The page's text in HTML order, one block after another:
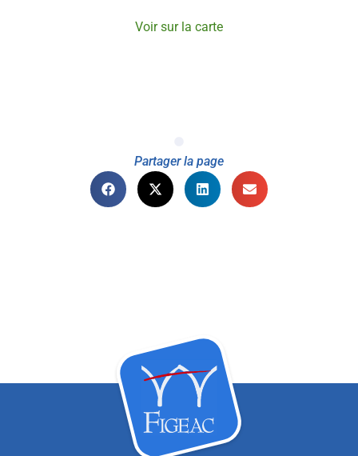
Voir sur la carte
Partager la page